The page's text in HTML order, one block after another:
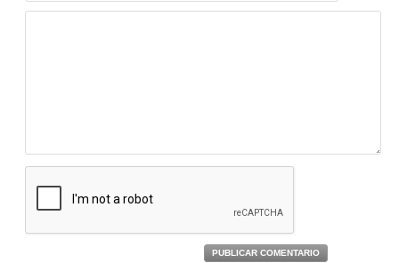
PUBLICAR COMENTARIO